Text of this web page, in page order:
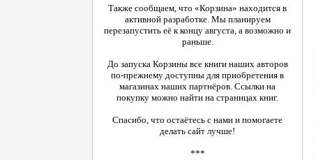
Также сообщаем, что «Корзина» находится в
активной разработке. Мы планируем
перезапустить её к концу августа, а возможно и
раньше.
До запуска Корзины все книги наших авторов
по-прежнему доступны для приобретения в
магазинах наших партнёров. Ссылки на
покупку можно найти на страницах книг.
Спасибо, что остаётесь с нами и помогаете
делать сайт лучше!
***